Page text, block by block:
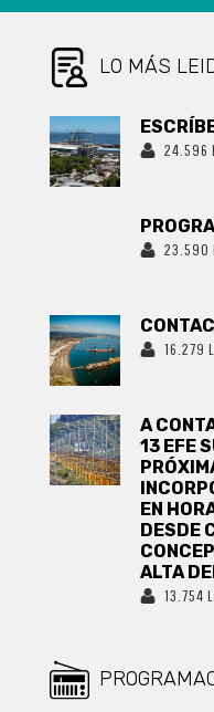
LO MÁS
24.596
23.590
16.279
A
13 EFE
EN
DESDE
ALTA
13.754